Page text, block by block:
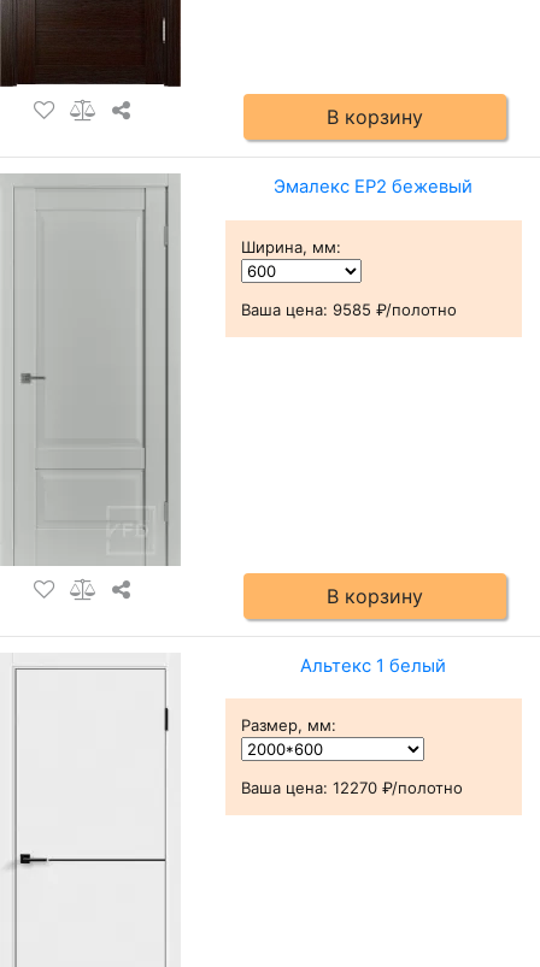
В корзину
Эмалекс ЕР2 бежевый
Ширина, мм:
Ваша цена: 9585 ₽/полотно
В корзину
Альтекс 1 белый
Размер, мм:
Ваша цена: 12270 ₽/полотно